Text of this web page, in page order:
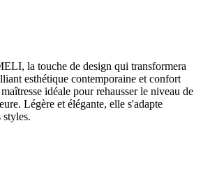
la touche de design qui transformera
esthétique contemporaine et confort
idéale pour rehausser le niveau de
Légère et élégante, elle s'adapte
styles.